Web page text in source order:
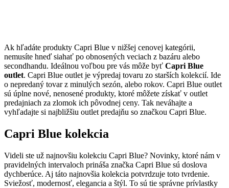
Ak hľadáte produkty Capri Blue v nižšej cenovej kategórii,
nemusíte hneď siahať po obnosených veciach z bazáru alebo
secondhandu. Ideálnou voľbou pre vás môže byť Capri Blue
outlet. Capri Blue outlet je výpredaj tovaru zo starších kolekcií. Ide
o nepredaný tovar z minulých sezón, alebo rokov. Capri Blue outlet
sú úplne nové, nenosené produkty, ktoré môžete získať v outlet
predajniach za zlomok ich pôvodnej ceny. Tak neváhajte a
vyhľadajte si najbližšiu outlet predajňu so značkou Capri Blue.
Capri Blue kolekcia
Videli ste už najnovšiu kolekciu Capri Blue? Novinky, ktoré nám v
pravidelných intervaloch prináša značka Capri Blue sú doslova
dychberúce. Aj táto najnovšia kolekcia potvrdzuje toto tvrdenie.
Sviežosť, modernosť, elegancia a štýl. To sú tie správne prívlastky